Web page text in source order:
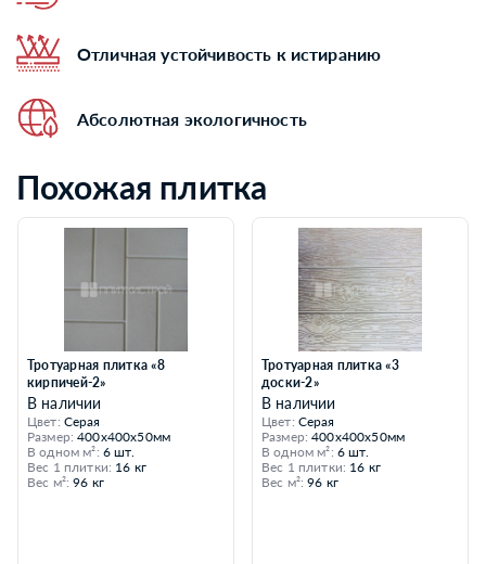
Отличная устойчивость к истиранию
Абсолютная экологичность
Похожая плитка
Тротуарная плитка «8
кирпичей-2»
В наличии
Цвет: Серая
Размер: 400x400x50мм
В одном м²: 6 шт.
Вес 1 плитки: 16 кг
Вес м²: 96 кг
Тротуарная плитка «3
доски-2»
В наличии
Цвет: Серая
Размер: 400x400x50мм
В одном м²: 6 шт.
Вес 1 плитки: 16 кг
Вес м²: 96 кг